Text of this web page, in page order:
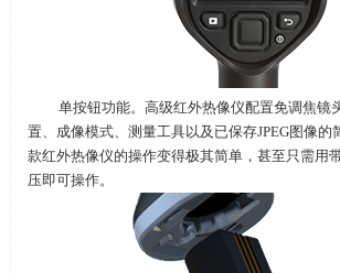
单按钮功能。高级红外热像仪配置免调焦镜
置、成像模式、测量工具以及已保存JPEG图像的
款红外热像仪的操作变得极其简单，甚至只需用
压即可操作。